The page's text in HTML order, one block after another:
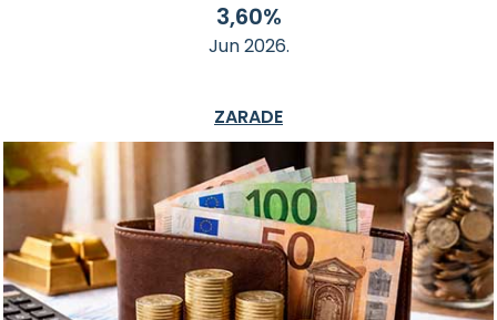
3,60%
Jun 2026.
ZARADE